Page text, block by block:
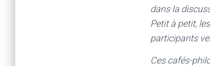
dans la
Petit à petit,
participants
Ces cafés-